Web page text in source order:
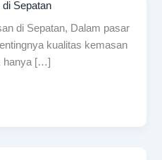
Sepatan
di Sepatan, Dalam pasar
kualitas kemasan
hanya […]